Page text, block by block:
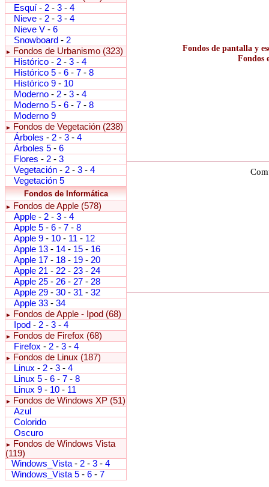
Esquí - 2 - 3 - 4
Nieve - 2 - 3 - 4
Nieve V - 6
Snowboard - 2
►
Fondos de Urbanismo (323)
Histórico - 2 - 3 - 4
Histórico 5 - 6 - 7 - 8
Histórico 9 - 10
Moderno - 2 - 3 - 4
Moderno 5 - 6 - 7 - 8
Moderno 9
►
Fondos de Vegetación (238)
Árboles - 2 - 3 - 4
Árboles 5 - 6
Flores - 2 - 3
Vegetación - 2 - 3 - 4
Vegetación 5
Fondos de Informática
►
Fondos de Apple (578)
Apple - 2 - 3 - 4
Apple 5 - 6 - 7 - 8
Apple 9 - 10 - 11 - 12
Apple 13 - 14 - 15 - 16
Apple 17 - 18 - 19 - 20
Apple 21 - 22 - 23 - 24
Apple 25 - 26 - 27 - 28
Apple 29 - 30 - 31 - 32
Apple 33 - 34
►
Fondos de Apple - Ipod (68)
Ipod - 2 - 3 - 4
►
Fondos de Firefox (68)
Firefox - 2 - 3 - 4
►
Fondos de Linux (187)
Linux - 2 - 3 - 4
Linux 5 - 6 - 7 - 8
Linux 9 - 10 - 11
►
Fondos de Windows XP (51)
Azul
Colorido
Oscuro
►
Fondos de Windows Vista
(119)
Windows_Vista - 2 - 3 - 4
Windows_Vista 5 - 6 - 7
Fondos de pantalla y
Fondos